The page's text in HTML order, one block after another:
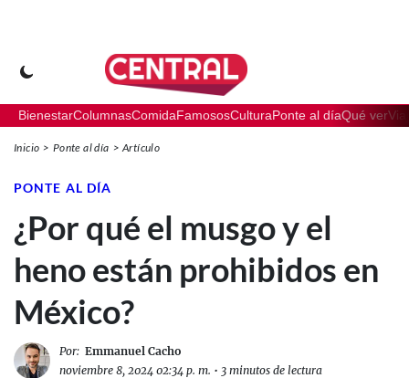
BienestarColumnasComidaFamososCulturaPonte al díaQué ver
Inicio Ponte al día Artículo
PONTE AL DÍA
¿Por qué el musgo y el
heno están prohibidos en
México?
Por: Emmanuel Cacho
noviembre 8, 2024 02:34 p. m. • 3 minutos de lectura